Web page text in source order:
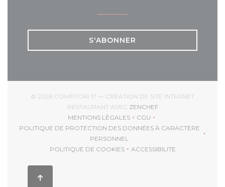
S'ABONNER
© 2026 COMPTOIR 17 — CRÉATION DE SITE INTERNET
RESTAURANT AVEC ZENCHEF((OUVRE UNE
MENTIONS LÉGALES
((OUVRE UNE NOUVELLE FENÊTRE))
CGU
((OUVRE UNE NOUVELLE
POLITIQUE DE PROTECTION DES DONNÉES À CARACTÈRE
PERSONNEL((OUVRE UNE NOUVELLE FENÊTRE))
POLITIQUE DE COOKIES
((OUVRE UNE NOUVELLE FENÊTRE))
ACCESSIBILITE
((OUVRE UNE